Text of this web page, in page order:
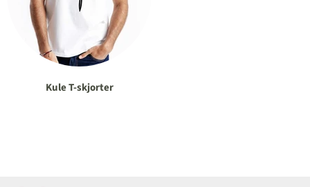
Kule T-skjorter